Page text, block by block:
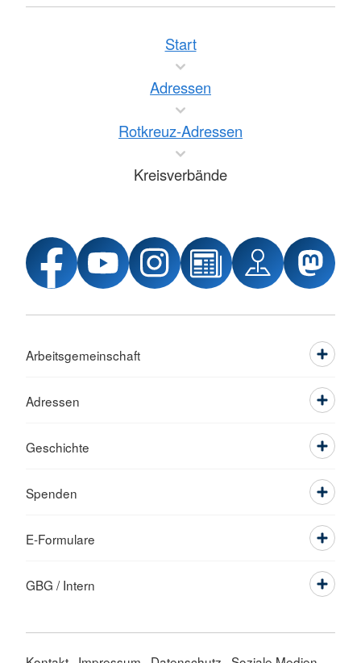
Start
Adressen
Rotkreuz-Adressen
Kreisverbände
Arbeitsgemeinschaft
Adressen
Geschichte
Spenden
E-Formulare
GBG / Intern